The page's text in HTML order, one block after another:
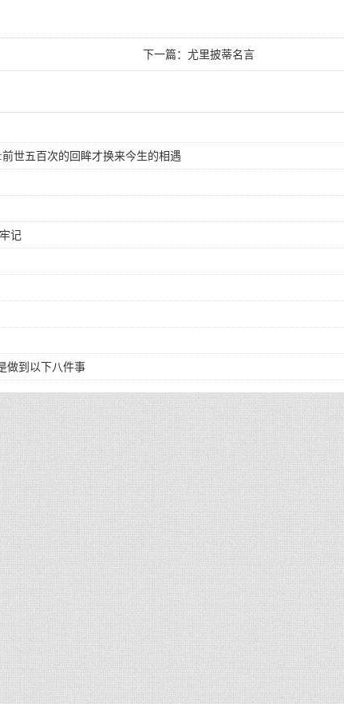
下一篇：尤里披蒂名言
世五百次的回眸才换来今生的相遇
记
做到以下八件事